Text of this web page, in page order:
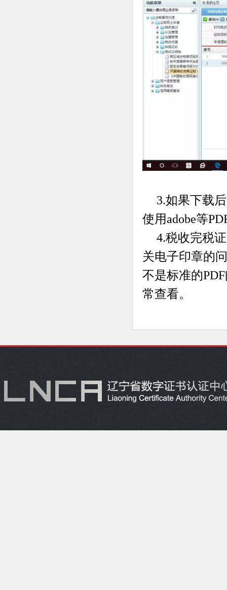
3.如果下载
使用adobe等
4.税收完税
关电子印章的
不是标准的
常查看。